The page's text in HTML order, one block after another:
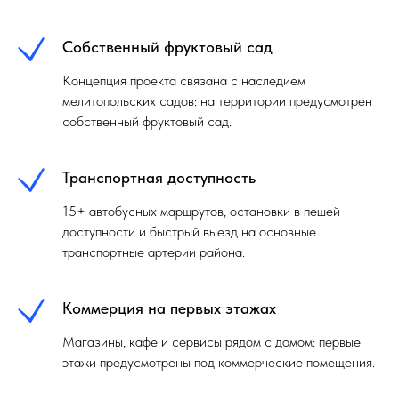
Собственный фруктовый сад
Концепция проекта связана с наследием
мелитопольских садов: на территории предусмотрен
собственный фруктовый сад.
Транспортная доступность
15+ автобусных маршрутов, остановки в пешей
доступности и быстрый выезд на основные
транспортные артерии района.
Коммерция на первых этажах
Магазины, кафе и сервисы рядом с домом: первые
этажи предусмотрены под коммерческие помещения.